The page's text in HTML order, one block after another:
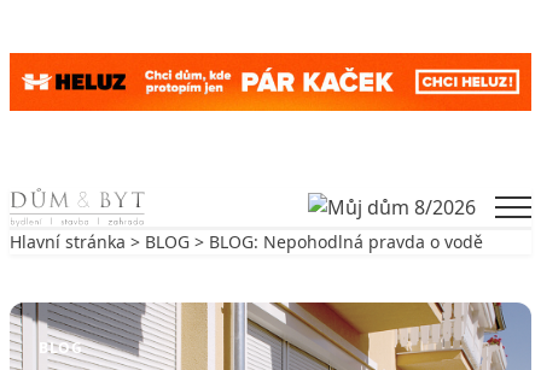
Skip to content
Hlavní stránka > BLOG > BLOG: Nepohodlná pravda o vodě
BLOG